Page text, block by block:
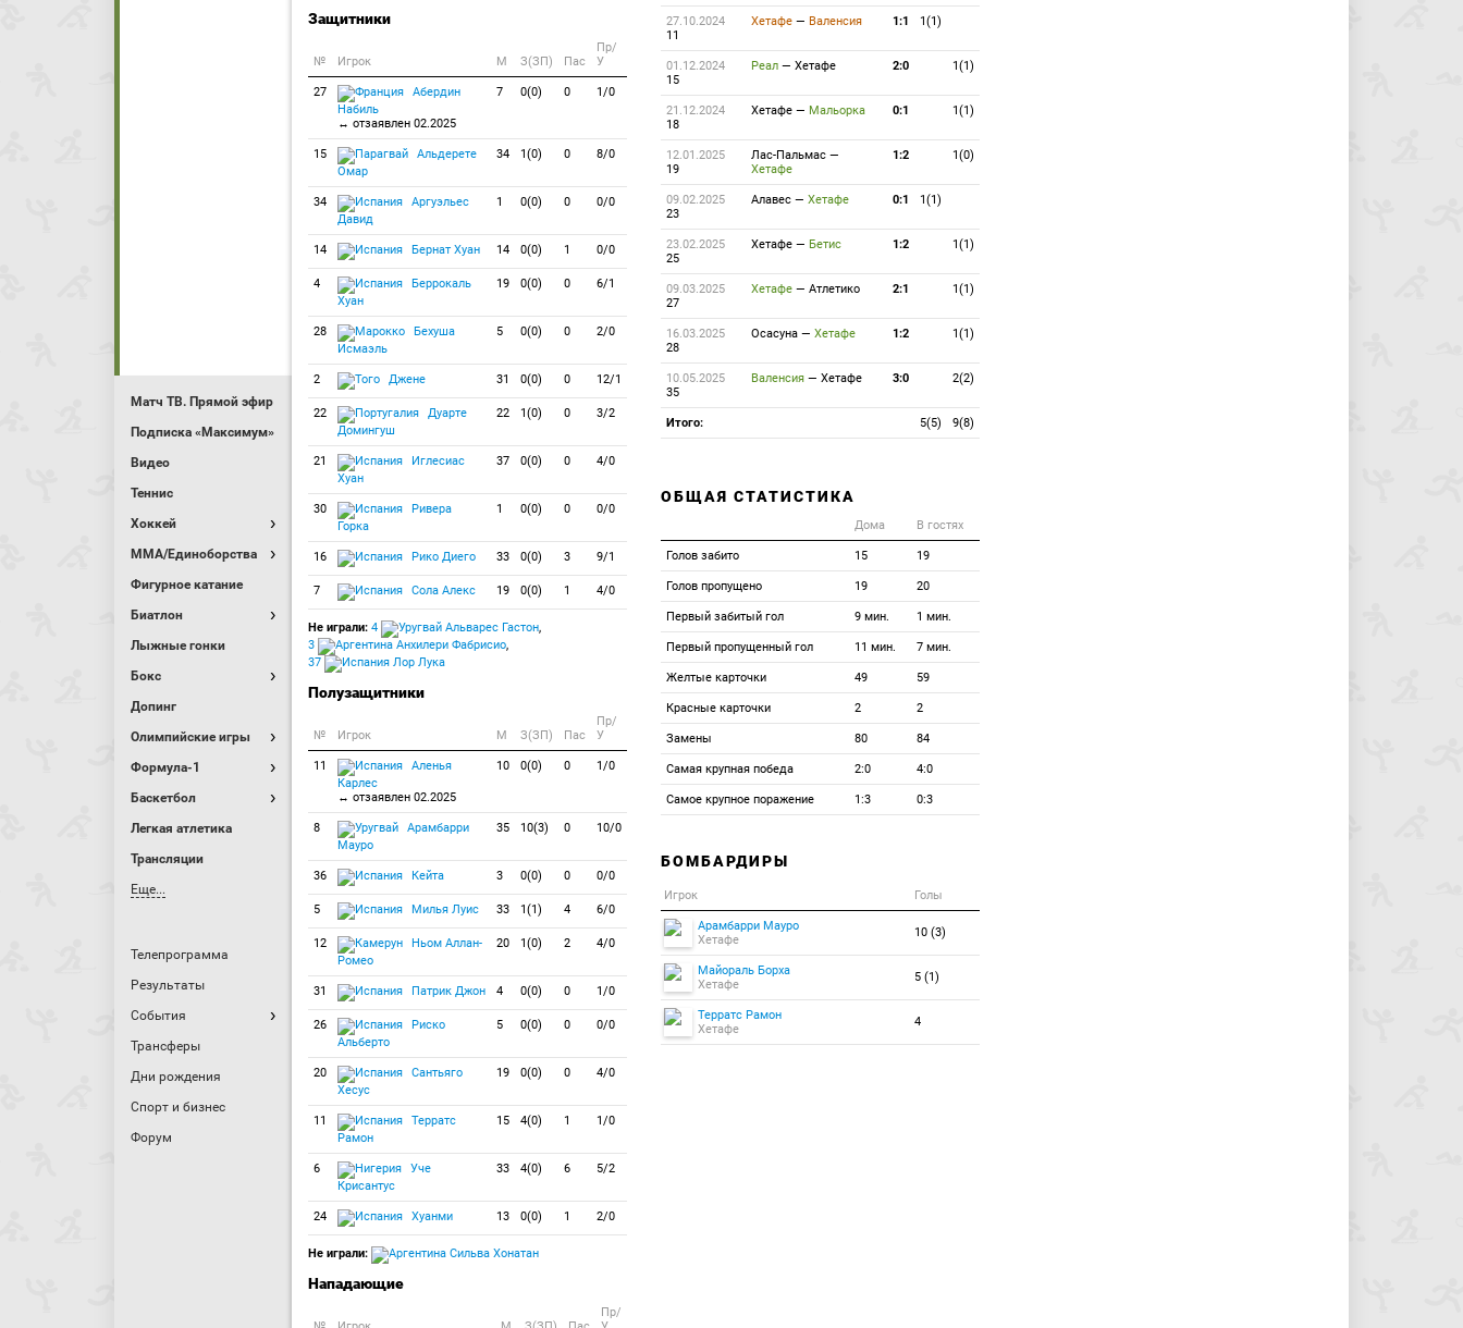
Матч ТВ. Прямой эфир
Подписка «Максимум»
Видео
Теннис
Хоккей
MMA/Единоборства
Фигурное катание
Биатлон
Лыжные гонки
Бокс
Допинг
Олимпийские игры
Формула-1
Баскетбол
Легкая атлетика
Трансляции
Еще...
Телепрограмма
Результаты
События
Трансферы
Дни рождения
Спорт и бизнес
Форум
Защитники
№ Игрок M З(ЗП) Пас
Пр/
У
27
Абердин
Набиль
↔ отзаявлен 02.2025
7 0(0) 0 1/0
15
Альдерете
Омар
34 1(0) 0 8/0
34
Аргуэльес
Давид
1 0(0) 0 0/0
14 Бернат Хуан 14 0(0) 1 0/0
4
Беррокаль
Хуан
19 0(0) 0 6/1
28
Бехуша
Исмаэль
5 0(0) 0 2/0
2 Джене 31 0(0) 0 12/1
22
Дуарте
Домингуш
22 1(0) 0 3/2
21
Иглесиас
Хуан
37 0(0) 0 4/0
30
Ривера
Горка
1 0(0) 0 0/0
16 Рико Диего 33 0(0) 3 9/1
7 Сола Алекс 19 0(0) 1 4/0
Не играли: 4 Альварес Гастон,
3
Анхилери Фабрисио,
37
Лор Лука
Полузащитники
№ Игрок M З(ЗП) Пас
Пр/
У
11
Аленья
Карлес
↔ отзаявлен 02.2025
10 0(0) 0 1/0
8
Арамбарри
Мауро
35 10(3) 0 10/0
36 Кейта 3 0(0) 0 0/0
5 Милья Луис 33 1(1) 4 6/0
12
Ньом Аллан-
Ромео
20 1(0) 2 4/0
31 Патрик Джон 4 0(0) 0 1/0
26
Риско
Альберто
5 0(0) 0 0/0
20
Сантьяго
Хесус
19 0(0) 0 4/0
11
Терратс
Рамон
15 4(0) 1 1/0
6
Уче
Крисантус
33 4(0) 6 5/2
24 Хуанми 13 0(0) 1 2/0
Не играли: Сильва Хонатан
Нападающие
Пр/
27.10.2024
11
Хетафе — Валенсия 1:1 1(1)
01.12.2024
15
Реал — Хетафе 2:0 1(1)
21.12.2024
18
Хетафе — Мальорка 0:1 1(1)
12.01.2025
19
Лас-Пальмас —
Хетафе
1:2 1(0)
09.02.2025
23
Алавес — Хетафе 0:1 1(1)
23.02.2025
25
Хетафе — Бетис 1:2 1(1)
09.03.2025
27
Хетафе — Атлетико 2:1 1(1)
16.03.2025
28
Осасуна — Хетафе 1:2 1(1)
10.05.2025
35
Валенсия — Хетафе 3:0 2(2)
Итого: 5(5) 9(8)
ОБЩАЯ СТАТИСТИКА
Дома В гостях
Голов забито 15 19
Голов пропущено 19 20
Первый забитый гол 9 мин. 1 мин.
Первый пропущенный гол 11 мин. 7 мин.
Желтые карточки 49 59
Красные карточки 2 2
Замены 80 84
Самая крупная победа 2:0 4:0
Самое крупное поражение 1:3 0:3
БОМБАРДИРЫ
Игрок Голы
Арамбарри Мауро
Хетафе
10 (3)
Майораль Борха
Хетафе
5 (1)
Терратс Рамон
Хетафе
4